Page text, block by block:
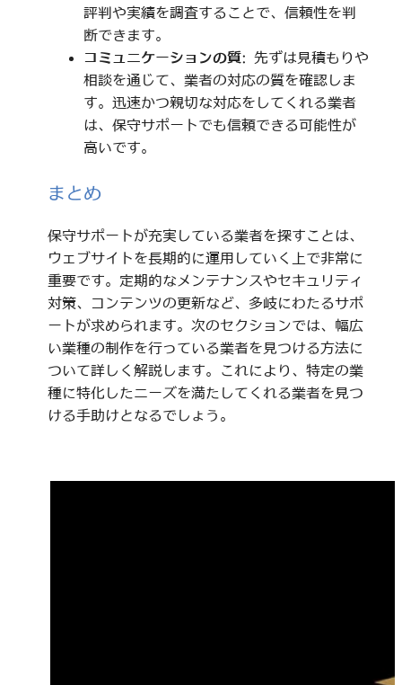
評判や実績を調査することで、信頼性を判
断できます。
コミュニケーションの質: 先ずは見積もりや
相談を通じて、業者の対応の質を確認しま
す。迅速かつ親切な対応をしてくれる業者
は、保守サポートでも信頼できる可能性が
高いです。
まとめ
保守サポートが充実している業者を探すことは、
ウェブサイトを長期的に運用していく上で非常に
重要です。定期的なメンテナンスやセキュリティ
対策、コンテンツの更新など、多岐にわたるサポ
ートが求められます。次のセクションでは、幅広
い業種の制作を行っている業者を見つける方法に
ついて詳しく解説します。これにより、特定の業
種に特化したニーズを満たしてくれる業者を見つ
ける手助けとなるでしょう。